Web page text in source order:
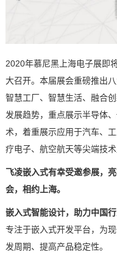
2020年慕尼黑上海电子展即
大召开。本届展会重磅推出
智慧工厂、智慧生活、融合
发展趋势，重点展示半导体、
术，着重展示应用于汽车、
疗电子、航空航天等尖端技
飞凌嵌入式有幸受邀参展，亮
会，相约上海。
嵌入式智能设计，助力中国
专注于嵌入式开发平台，为
发周期、提高产品稳定性。